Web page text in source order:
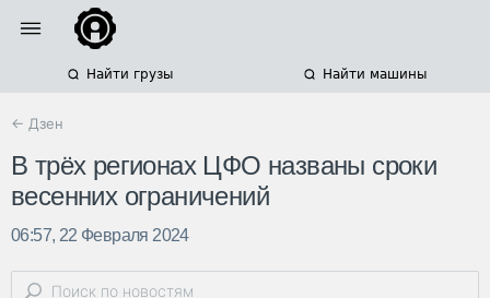
Найти грузы Найти машины
← Дзен
В трёх регионах ЦФО названы сроки
весенних ограничений
06:57, 22 Февраля 2024